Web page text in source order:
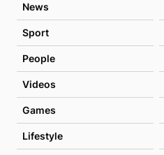
News
Sport
People
Videos
Games
Lifestyle